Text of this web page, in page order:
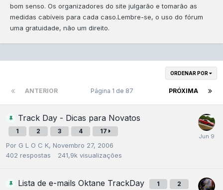
bom senso. Os organizadores do site julgarão e tomarão as
medidas cabíveis para cada caso.Lembre-se, o uso do fórum
uma gratuidade, não um direito.
ORDENAR POR
ANTERIOR PRÓXIMA
Página 1 de 87
Track Day - Dicas para Novatos
1 2 3 4 17
Por G L O C K, Novembro 27, 2006
402 respostas 241,9k visualizações
Lista de e-mails Oktane TrackDay 1 2